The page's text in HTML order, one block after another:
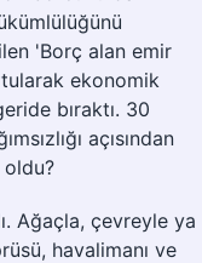
'Borç alan emir
ekonomik
bıraktı. 30
açısından
oldu?
Ağaçla, çevreyle ya
havalimanı ve